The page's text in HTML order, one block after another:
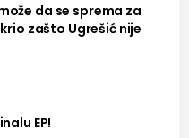
da se sprema za
zašto Ugrešić nije
EP!